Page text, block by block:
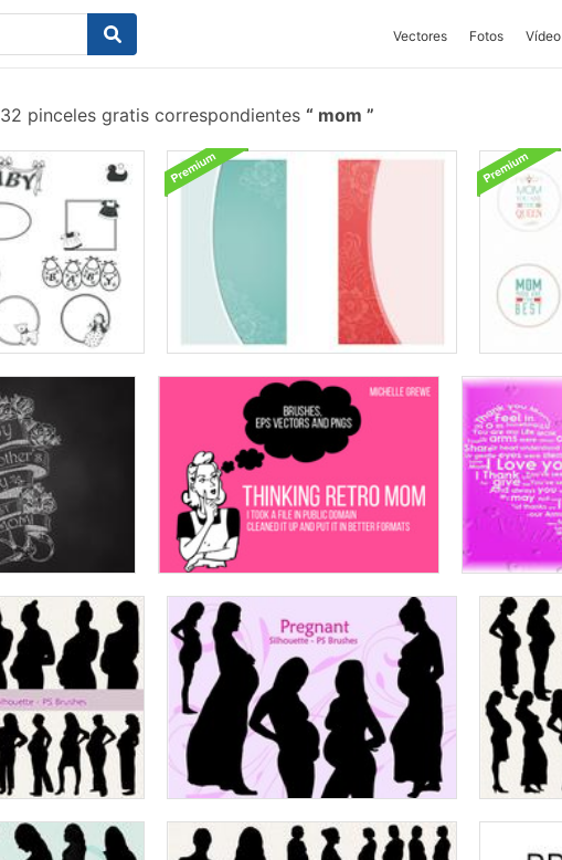
Vectores Fotos Vídeo
32 pinceles gratis correspondientes mom